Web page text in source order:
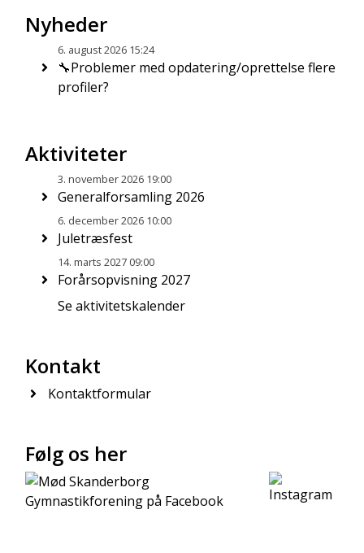
Nyheder
6. august 2026 15:24
🔧Problemer med opdatering/oprettelse flere
profiler?
Aktiviteter
3. november 2026 19:00
Generalforsamling 2026
6. december 2026 10:00
Juletræsfest
14. marts 2027 09:00
Forårsopvisning 2027
Se aktivitetskalender
Kontakt
Kontaktformular
Følg os her